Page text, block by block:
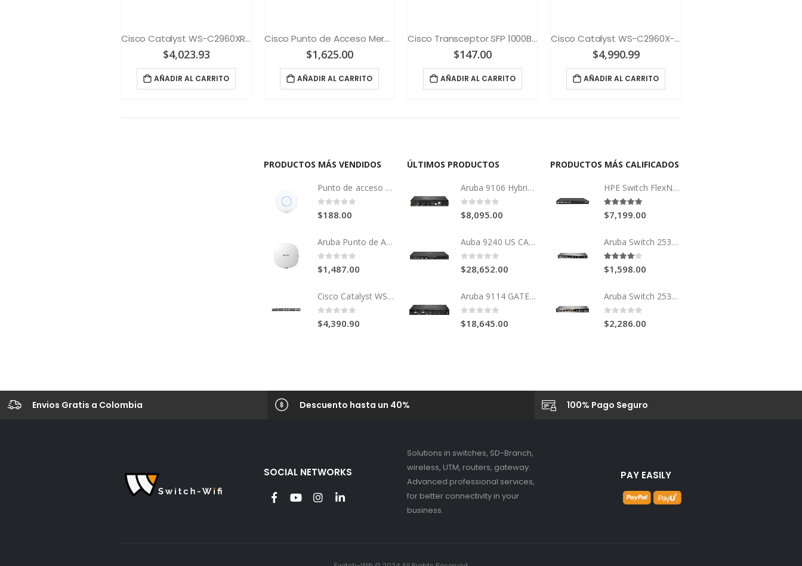
Cisco Catalyst WS-C2960XR-24TS-I
$4,023.93
AÑADIR AL CARRITO
Cisco Punto de Acceso Meraki MR56
$1,625.00
AÑADIR AL CARRITO
Cisco Transceptor SFP 1000BASE-SX con DOM
$147.00
AÑADIR AL CARRITO
Cisco Catalyst WS-C2960X-48LPD-L
$4,990.99
AÑADIR AL CARRITO
PRODUCTOS MÁS VENDIDOS
Punto de acceso 2x2 Wi-Fi 6 1.5 Gbps con radios de 5 GHz (MU-MIMO y OFDMA) y 2.4 GHz (MIMO)
0 out of 5
$188.00
Aruba Punto de Acceso AP-514 (RW) WiFi6
0 out of 5
$1,487.00
Cisco Catalyst WS-C9200-48P (PoE)
0 out of 5
$4,390.90
ÚLTIMOS PRODUCTOS
Aruba 9106 Hybrid GATEWAY
0 out of 5
$8,095.00
Auba 9240 US CAMPUS GATEWAY
0 out of 5
$28,652.00
Aruba 9114 GATEWAY
0 out of 5
$18,645.00
PRODUCTOS MÁS CALIFICADOS
HPE Switch FlexNetwork 5510 24G 4SFP+ HI 1-slot
5.00 out of 5
$7,199.00
Aruba Switch 2530 48G PoE+
4.00 out of 5
$1,598.00
Aruba Switch 2530 48 PoE+
0 out of 5
$2,286.00
Envios Gratis a Colombia Descuento hasta un 40% 100% Pago Seguro
SOCIAL NETWORKS
Solutions in switches, SD-Branch,
wireless, UTM, routers, gateway.
Advanced professional services,
for better connectivity in your
business.
PAY EASILY